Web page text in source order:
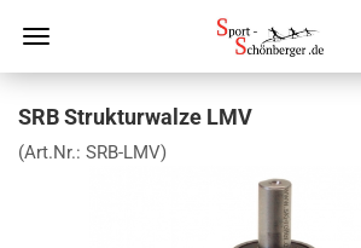
SRB Strukturwalze LMV
(Art.Nr.: SRB-LMV)